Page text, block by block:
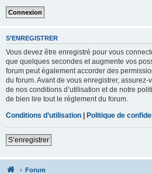
S’ENREGISTRER
Vous devez être enregistré pour vous
que quelques secondes et augmente vos
forum peut également accorder des
du forum. Avant de vous enregistrer, assurez-
de nos conditions d’utilisation et de notre
de bien lire tout le règlement du forum.
Conditions d’utilisation | Politique de
S’enregistrer
Forum